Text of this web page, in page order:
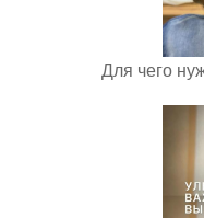
Для чего